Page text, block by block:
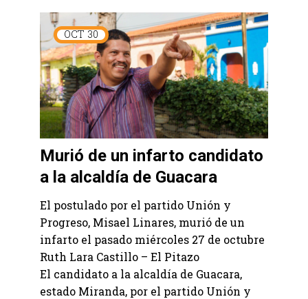
OCT 30
Murió de un infarto candidato
a la alcaldía de Guacara
El postulado por el partido Unión y
Progreso, Misael Linares, murió de un
infarto el pasado miércoles 27 de octubre
Ruth Lara Castillo – El Pitazo
El candidato a la alcaldía de Guacara,
estado Miranda, por el partido Unión y